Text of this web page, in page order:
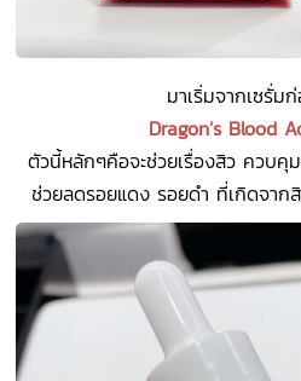
มาเริ่มจากเซรั่ม
Dragon’s Blood
ตัวนี้หลักๆคือจะช่วยเรื่องสิว ควบ
ช่วยลดรอยแดง รอยดำ ที่เกิดจาก